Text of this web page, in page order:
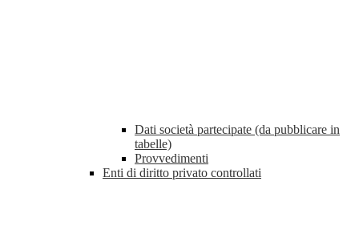
Dati società partecipate (da pubblicare in
tabelle)
Provvedimenti
Enti di diritto privato controllati